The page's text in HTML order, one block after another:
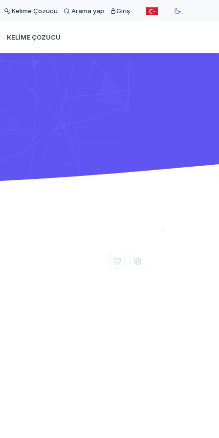
Kelime Çözücü Arama yap Giriş
KELIME ÇÖZÜCÜ